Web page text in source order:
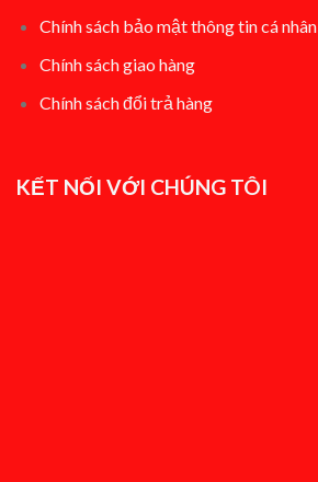
Chính sách bảo mật thông tin cá nhân
Chính sách giao hàng
Chính sách đổi trả hàng
KẾT NỐI VỚI CHÚNG TÔI